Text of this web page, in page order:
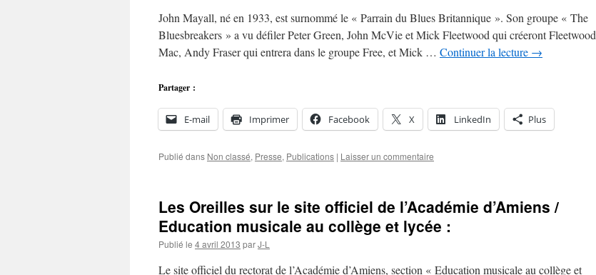
John Mayall, né en 1933, est surnommé le « Parrain du Blues Britannique ». Son groupe « The
Bluesbreakers » a vu défiler Peter Green, John McVie et Mick Fleetwood qui créeront Fleetwood
Mac, Andy Fraser qui entrera dans le groupe Free, et Mick … Continuer la lecture →
Partager :
E-mail Imprimer Facebook X LinkedIn Plus
Publié dans Non classé, Presse, Publications | Laisser un commentaire
Les Oreilles sur le site officiel de l’Académie d’Amiens /
Education musicale au collège et lycée :
Publié le 4 avril 2013 parJ-L
Le site officiel du rectorat de l’Académie d’Amiens, section « Education musicale au collège et